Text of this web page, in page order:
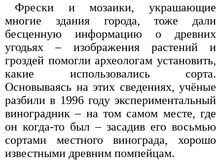
Фрески и мозаики, украшающие
многие здания города, тоже дали
бесценную информацию о древних
угодьях – изображения растений и
гроздей помогли археологам установить,
какие использовались сорта.
Основываясь на этих сведениях, учёные
разбили в 1996 году экспериментальный
виноградник – на том самом месте, где
он когда-то был – засадив его восьмью
сортами местного винограда, хорошо
известными древним помпейцам.